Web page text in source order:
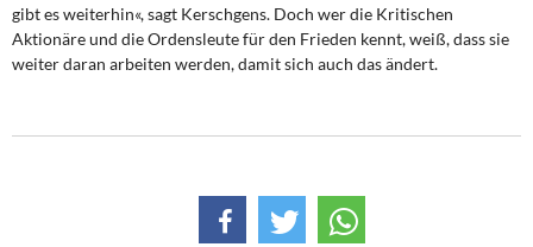
gibt es weiterhin«, sagt Kerschgens. Doch wer die Kritischen
Aktionäre und die Ordensleute für den Frieden kennt, weiß, dass sie
weiter daran arbeiten werden, damit sich auch das ändert.